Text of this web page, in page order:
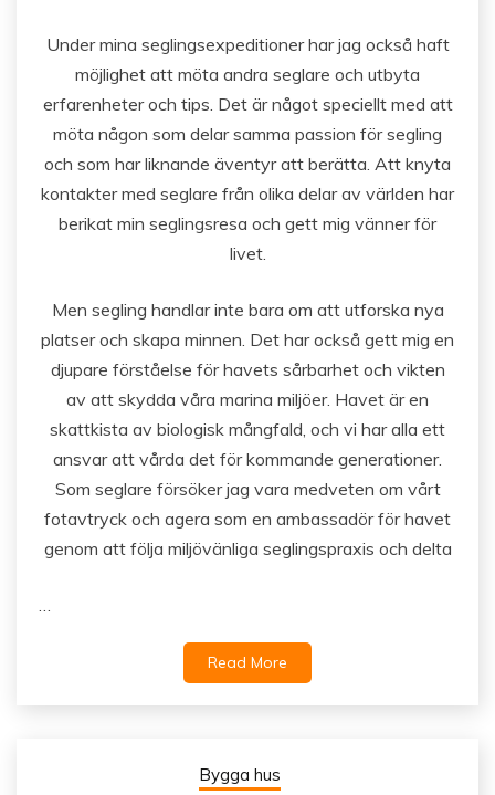
Under mina seglingsexpeditioner har jag också haft
möjlighet att möta andra seglare och utbyta
erfarenheter och tips. Det är något speciellt med att
möta någon som delar samma passion för segling
och som har liknande äventyr att berätta. Att knyta
kontakter med seglare från olika delar av världen har
berikat min seglingsresa och gett mig vänner för
livet.
Men segling handlar inte bara om att utforska nya
platser och skapa minnen. Det har också gett mig en
djupare förståelse för havets sårbarhet och vikten
av att skydda våra marina miljöer. Havet är en
skattkista av biologisk mångfald, och vi har alla ett
ansvar att vårda det för kommande generationer.
Som seglare försöker jag vara medveten om vårt
fotavtryck och agera som en ambassadör för havet
genom att följa miljövänliga seglingspraxis och delta
Read More
Bygga hus